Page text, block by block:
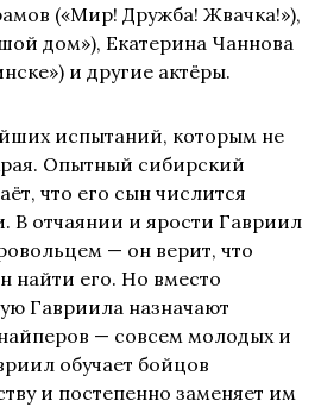
(«Мир! Дружба! Жвачка!»),
дом»), Екатерина Чаннова
и другие актёры.
испытаний, которым не
Опытный сибирский
что его сын числится
В отчаянии и ярости Гавриил
— он верит, что
найти его. Но вместо
Гавриила назначают
— совсем молодых и
обучает бойцов
и постепенно заменяет им